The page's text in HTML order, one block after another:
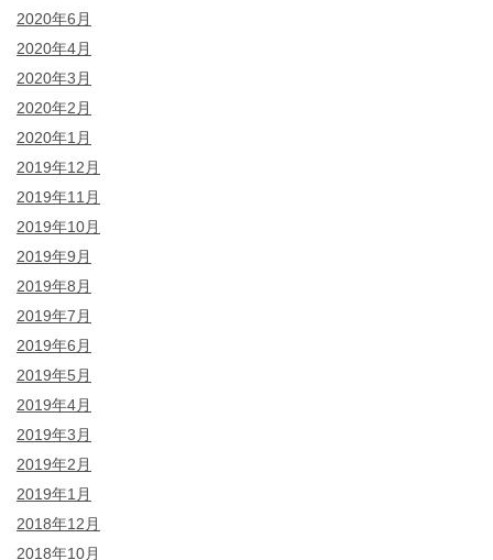
2020年6月
2020年4月
2020年3月
2020年2月
2020年1月
2019年12月
2019年11月
2019年10月
2019年9月
2019年8月
2019年7月
2019年6月
2019年5月
2019年4月
2019年3月
2019年2月
2019年1月
2018年12月
2018年10月